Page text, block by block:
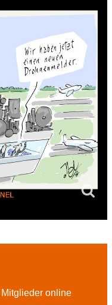
online